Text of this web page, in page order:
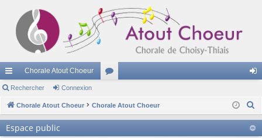
cc
ès
Chorale Atout Choeur
u ne
Rechercher Connexion
Chorale Atout Choeur Chorale Atout Choeur
Espace public